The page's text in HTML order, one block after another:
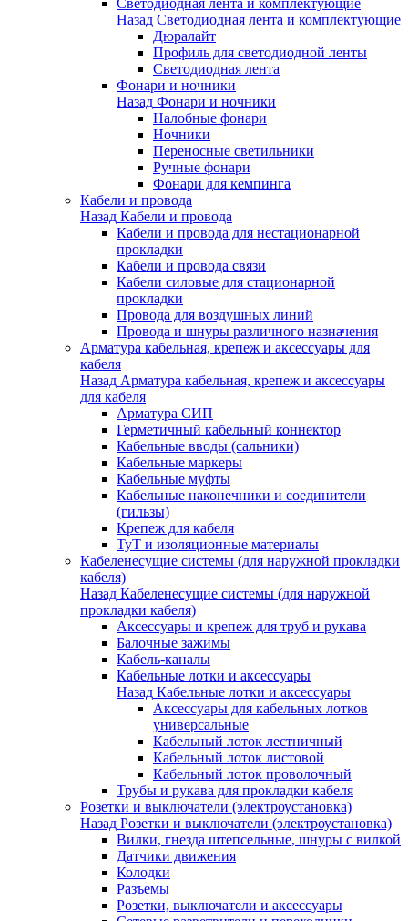
Светодиодная лента и комплектующие
Назад Светодиодная лента и комплектующие
Дюралайт
Профиль для светодиодной ленты
Светодиодная лента
Фонари и ночники
Назад Фонари и ночники
Налобные фонари
Ночники
Переносные светильники
Ручные фонари
Фонари для кемпинга
Кабели и провода
Назад Кабели и провода
Кабели и провода для нестационарной
прокладки
Кабели и провода связи
Кабели силовые для стационарной
прокладки
Провода для воздушных линий
Провода и шнуры различного назначения
Арматура кабельная, крепеж и аксессуары для
кабеля
Назад Арматура кабельная, крепеж и аксессуары
для кабеля
Арматура СИП
Герметичный кабельный коннектор
Кабельные вводы (сальники)
Кабельные маркеры
Кабельные муфты
Кабельные наконечники и соединители
(гильзы)
Крепеж для кабеля
ТуТ и изоляционные материалы
Кабеленесущие системы (для наружной прокладки
кабеля)
Назад Кабеленесущие системы (для наружной
прокладки кабеля)
Аксессуары и крепеж для труб и рукава
Балочные зажимы
Кабель-каналы
Кабельные лотки и аксессуары
Назад Кабельные лотки и аксессуары
Аксессуары для кабельных лотков
универсальные
Кабельный лоток лестничный
Кабельный лоток листовой
Кабельный лоток проволочный
Трубы и рукава для прокладки кабеля
Розетки и выключатели (электроустановка)
Назад Розетки и выключатели (электроустановка)
Вилки, гнезда штепсельные, шнуры с вилкой
Датчики движения
Колодки
Разъемы
Розетки, выключатели и аксессуары